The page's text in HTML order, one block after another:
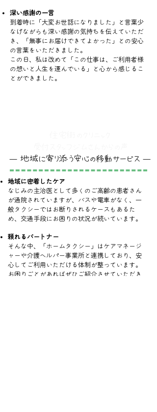
深い感謝の一言
到着時に「大変お世話になりました」と言葉少
なげながらも深い感謝の気持ちを伝えていただ
き、「無事にお届けできてよかった」との安心
の言葉をいただきました。
この日、私は改めて「この仕事は、ご利用者様
の想いと人生を運んでいる」と心から感じるこ
とができました。
― 地域に寄り添う安心の移動サービス ―
地域に密着したケア
なじみの主治医として多くのご高齢の患者さん
が通院されていますが、バスや電車がなく、一
般タクシーではお断りされるケースもあるた
め、交通手段にお困りの状況が続いています。
頼れるパートナー
そんな中、「ホームタクシー」はケアマネージ
ャーや介護ヘルパー事業所と連携しており、安
心してご利用いただける体制が整っています。
お困りごとがあればぜひご紹介させていただき